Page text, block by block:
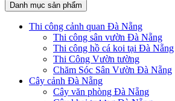
Danh mục sản phẩm
Thi công cảnh quan Đà Nẵng
Thi công sân vườn Đà Nẵng
Thi công hồ cá koi tại Đà Nẵng
Thi Công Vườn tường
Chăm Sóc Sân Vườn Đà Nẵng
Cây cảnh Đà Nẵng
Cây văn phòng Đà Nẵng